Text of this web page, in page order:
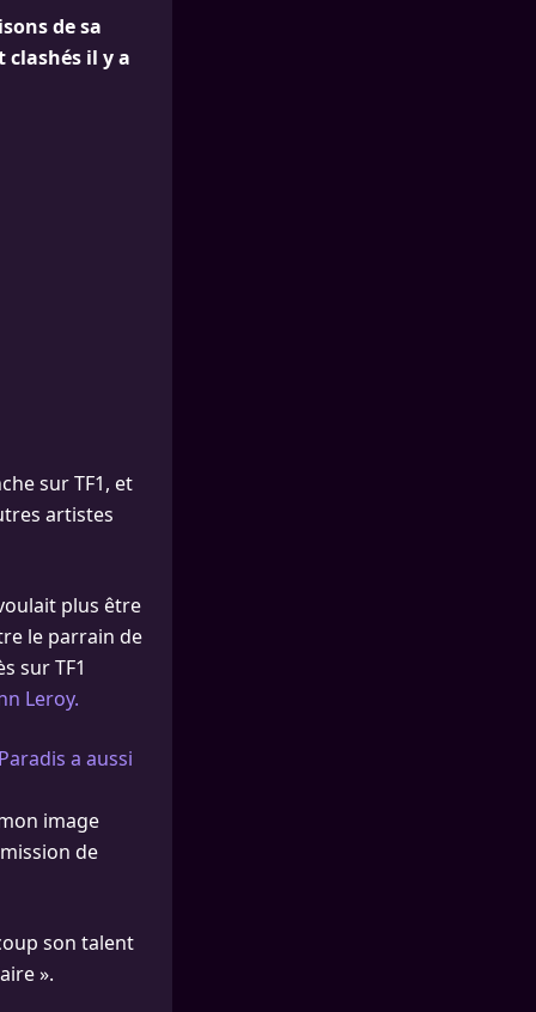
de sa
clashés il y a
sur TF1, et
artistes
plus être
le parrain de
sur TF1
Leroy.
a aussi
image
de
son talent
».